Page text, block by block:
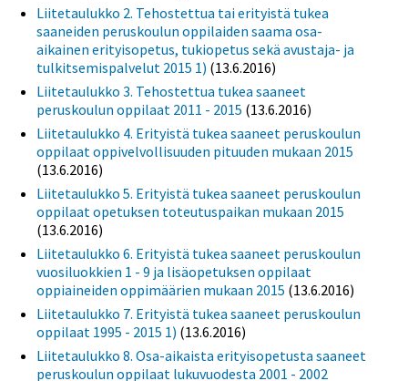
Liitetaulukko 2. Tehostettua tai erityistä tukea
saaneiden peruskoulun oppilaiden saama osa-
aikainen erityisopetus, tukiopetus sekä avustaja- ja
tulkitsemispalvelut 2015 1) (13.6.2016)
Liitetaulukko 3. Tehostettua tukea saaneet
peruskoulun oppilaat 2011 - 2015 (13.6.2016)
Liitetaulukko 4. Erityistä tukea saaneet peruskoulun
oppilaat oppivelvollisuuden pituuden mukaan 2015
(13.6.2016)
Liitetaulukko 5. Erityistä tukea saaneet peruskoulun
oppilaat opetuksen toteutuspaikan mukaan 2015
(13.6.2016)
Liitetaulukko 6. Erityistä tukea saaneet peruskoulun
vuosiluokkien 1 - 9 ja lisäopetuksen oppilaat
oppiaineiden oppimäärien mukaan 2015 (13.6.2016)
Liitetaulukko 7. Erityistä tukea saaneet peruskoulun
oppilaat 1995 - 2015 1) (13.6.2016)
Liitetaulukko 8. Osa-aikaista erityisopetusta saaneet
peruskoulun oppilaat lukuvuodesta 2001 - 2002